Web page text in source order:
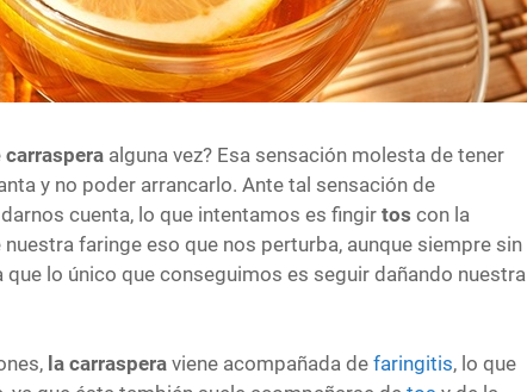
carraspera alguna vez? Esa sensación molesta de tener
y no poder arrancarlo. Ante tal sensación de
cuenta, lo que intentamos es fingir tos con la
faringe eso que nos perturba, aunque siempre sin
lo único que conseguimos es seguir dañando nuestra
la carraspera viene acompañada de faringitis, lo que